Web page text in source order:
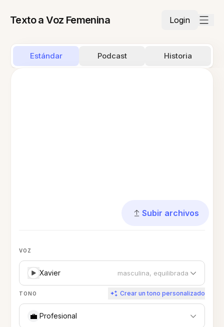
Texto a Voz Femenina Login
Estándar Podcast Historia
Subir archivos
VOZ
Xavier masculina, equilibrada
TONO Crear un tono personalizado
💼 Profesional